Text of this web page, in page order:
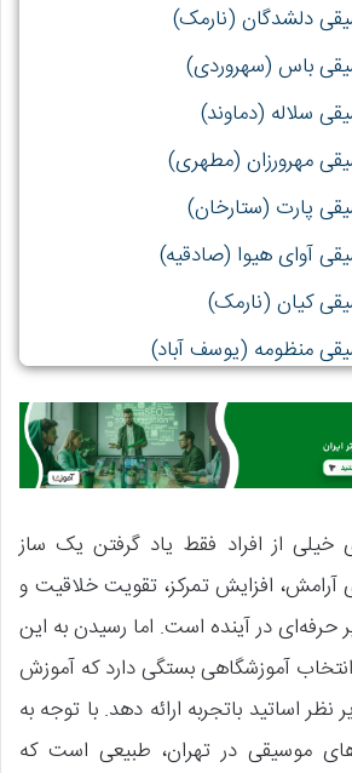
دلشدگان (نارمک)
باس (سهروردی)
سلاله (دماوند)
مهرورزان (مطهری)
پارت (ستارخان)
آوای هیوا (صادقیه)
کیان (نارمک)
منظومه (یوسف آباد)
آوای ایرانیان (توحید)
خیلی از افراد فقط یاد گرفتن یک ساز
آرامش، افزایش تمرکز، تقویت خلاقیت و
در آینده است. اما رسیدن به این
آموزشگاهی بستگی دارد که آموزش
اساتید باتجربه ارائه دهد. با توجه به
موسیقی در تهران، طبیعی است که